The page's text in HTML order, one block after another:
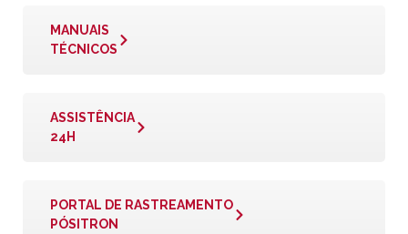
MANUAIS
TÉCNICOS
ASSISTÊNCIA
24H
PORTAL DE RASTREAMENTO
PÓSITRON